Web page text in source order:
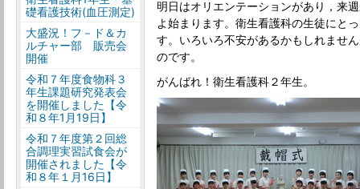
明日はオリエンテーションがあり，来
よ始まります。衛生看護科の生徒にと
す。いろいろ不安があるかもしれませ
のです。
がんばれ！衛生看護科２年生。
礎看護技術(血圧測定)
大盛況！フ－ド＆カ
ルチャー部 販売会
開催
令和７年度食物科３
年生課題研究発表会
を開催しました【令
和８年1月19日】
令和７年度第２回総
合調理実習試食会が
開催されました【令
和８年１月16日】